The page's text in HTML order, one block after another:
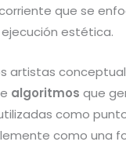
que se
estética.
artistas
algoritmos que
como
como una